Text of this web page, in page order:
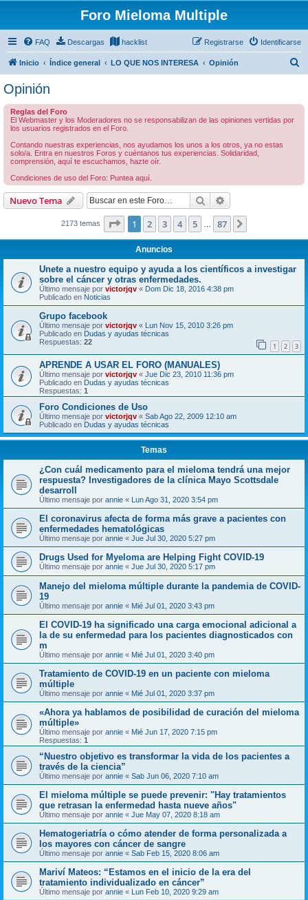
Foro Mieloma Multiple
FAQ Descargas hacklist Identificarse
Registrarse
Inicio Índice general LO QUE NOS INTERESA Opinión
Opinión
Reglas del Foro
El Webmaster y los Moderadores no se responsabilizan de las opiniones vertidas por
los usuarios registrados en el Foro.
Contando nuestras experiencias, nos ayudamos los unos a los otros, ya no estas
solo/a. Entra en nuestros Foros y cuéntanos tus experiencias. Solidaridad,
comprensión, aquí te escuchamos, hazte oír.
Condiciones de uso del Foro: Puntea aquí.
Nuevo Tema Buscar
2173 temas Página de 87
1 2 3 4 5 87
Anuncios
Unete a nuestro equipo y ayuda a los científicos a investigar
sobre el cáncer y otras enfermedades.
Último mensaje por victorjqv « Dom Dic 18, 2016 4:38 pm
Publicado en Noticias
Grupo facebook
Último mensaje por victorjqv « Lun Nov 15, 2010 3:26 pm
Publicado en Dudas y ayudas técnicas
Respuestas: 22 1 2 3
APRENDE A USAR EL FORO (MANUALES)
Último mensaje por victorjqv « Jue Dic 23, 2010 11:36 pm
Publicado en Dudas y ayudas técnicas
Respuestas: 1
Foro Condiciones de Uso
Último mensaje por victorjqv « Sab Ago 22, 2009 12:10 am
Publicado en Dudas y ayudas técnicas
Temas
¿Con cuál medicamento para el mieloma tendrá una mejor
respuesta? Investigadores de la clínica Mayo Scottsdale
desarroll
Último mensaje por annie « Lun Ago 31, 2020 3:54 pm
El coronavirus afecta de forma más grave a pacientes con
enfermedades hematológicas
Último mensaje por annie « Jue Jul 30, 2020 5:27 pm
Drugs Used for Myeloma are Helping Fight COVID-19
Último mensaje por annie « Jue Jul 30, 2020 5:17 pm
Manejo del mieloma múltiple durante la pandemia de COVID-
19
Último mensaje por annie « Mié Jul 01, 2020 3:43 pm
El COVID-19 ha significado una carga emocional adicional a
la de su enfermedad para los pacientes diagnosticados con
m
Último mensaje por annie « Mié Jul 01, 2020 3:40 pm
Tratamiento de COVID-19 en un paciente con mieloma
múltiple
Último mensaje por annie « Mié Jul 01, 2020 3:37 pm
«Ahora ya hablamos de posibilidad de curación del mieloma
múltiple»
Último mensaje por annie « Mié Jun 17, 2020 7:15 pm
Respuestas: 1
“Nuestro objetivo es transformar la vida de los pacientes a
través de la ciencia”
Último mensaje por annie « Sab Jun 06, 2020 7:10 am
El mieloma múltiple se puede prevenir: "Hay tratamientos
que retrasan la enfermedad hasta nueve años"
Último mensaje por annie « Jue May 07, 2020 8:18 am
Hematogeriatría o cómo atender de forma personalizada a
los mayores con cáncer de sangre
Último mensaje por annie « Sab Feb 15, 2020 8:06 am
Mariví Mateos: “Estamos en el inicio de la era del
tratamiento individualizado en cáncer”
Último mensaje por annie « Lun Feb 10, 2020 9:29 am